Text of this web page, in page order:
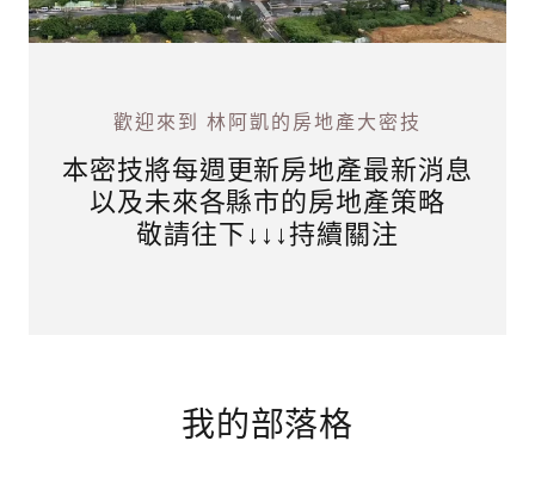
歡迎來到 林阿凱的房地產大密技
本密技將每週更新房地產最新消息
以及未來各縣市的房地產策略
敬請往下↓↓↓持續關注
我的部落格